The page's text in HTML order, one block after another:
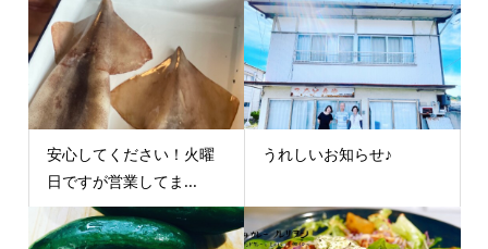
安心してください！火曜
日ですが営業してま...
うれしいお知らせ♪